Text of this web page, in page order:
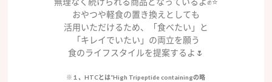
おやつや軽食の置き換えとしても
活用いただけるため、「食べたい」と
「キレイでいたい」の両立を願う
食のライフスタイルを提案するよ🌷
※１、HTCとは“High Tripeptide containingの略